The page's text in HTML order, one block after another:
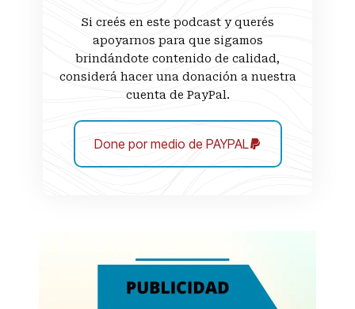
Si creés en este podcast y querés
apoyarnos para que sigamos
brindándote contenido de calidad,
considerá hacer una donación a nuestra
cuenta de PayPal.
Done por medio de PAYPAL